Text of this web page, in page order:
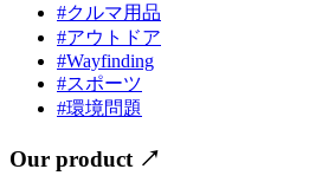
#クルマ用品
#アウトドア
#Wayfinding
#スポーツ
#環境問題
Our product ↗